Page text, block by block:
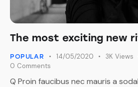
The most exciting new
POPULAR 14/05/2020 3K Views
0 Comments
Q Proin faucibus nec mauris a